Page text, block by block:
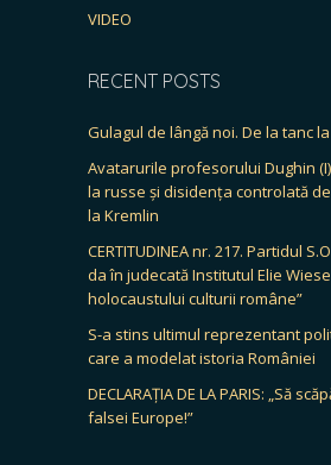
VIDEO
RECENT POSTS
Gulagul de lângă noi. De la tanc
Avatarurile profesorului Dughin
la russe și disidența controlată
la Kremlin
CERTITUDINEA nr. 217. Partidul
da în judecată Institutul Elie
holocaustului culturii române”
S-a stins ultimul reprezentant
care a modelat istoria României
DECLARAȚIA DE LA PARIS: „Să
falsei Europe!”